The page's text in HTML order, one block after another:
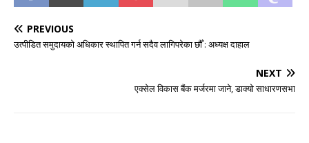
PREVIOUS
उत्पीडित समुदायको अधिकार स्थापित गर्न सदैव लागिपरेका छौँ : अध्यक्ष दाहाल
NEXT
एक्सेल विकास बैंक मर्जरमा जाने, डाक्यो साधारणसभा